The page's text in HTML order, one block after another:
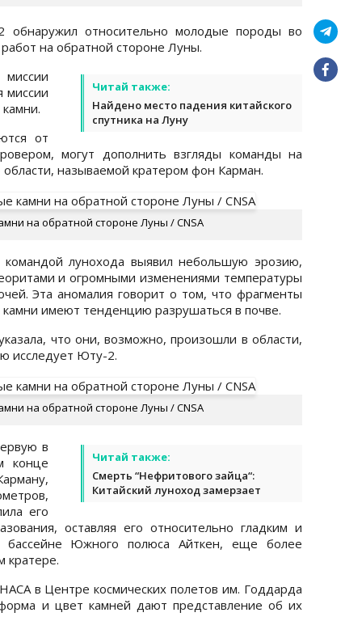
обнаружил относительно молодые породы во
на обратной стороне Луны.
Читай также:
Найдено место падения китайского
спутника на Луну
миссии
от
могут дополнить взгляды команды на
называемой кратером фон Карман.
на обратной стороне Луны / CNSA
лунохода выявил небольшую эрозию,
и огромными изменениями температуры
Эта аномалия говорит о том, что фрагменты
имеют тенденцию разрушаться в почве.
что они, возможно, произошли в области,
исследует Юту-2.
на обратной стороне Луны / CNSA
Читай также:
Смерть “Нефритового зайца“:
Китайский луноход замерзает
в
конце
его
оставляя его относительно гладким и
Южного полюса Айткен, еще более
кратере.
в Центре космических полетов им. Годдарда
и цвет камней дают представление об их